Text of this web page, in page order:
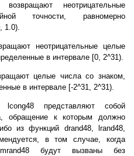
неотрицательные
точности, равномерно
1.0).
неотрицательные целые
в интервале [0, 2^31).
целые числа со знаком,
в интервале [-2^31, 2^31).
представляют собой
обращение к которым должно
из функций drand48, lrand48,
в том случае, когда
будут вызваны без